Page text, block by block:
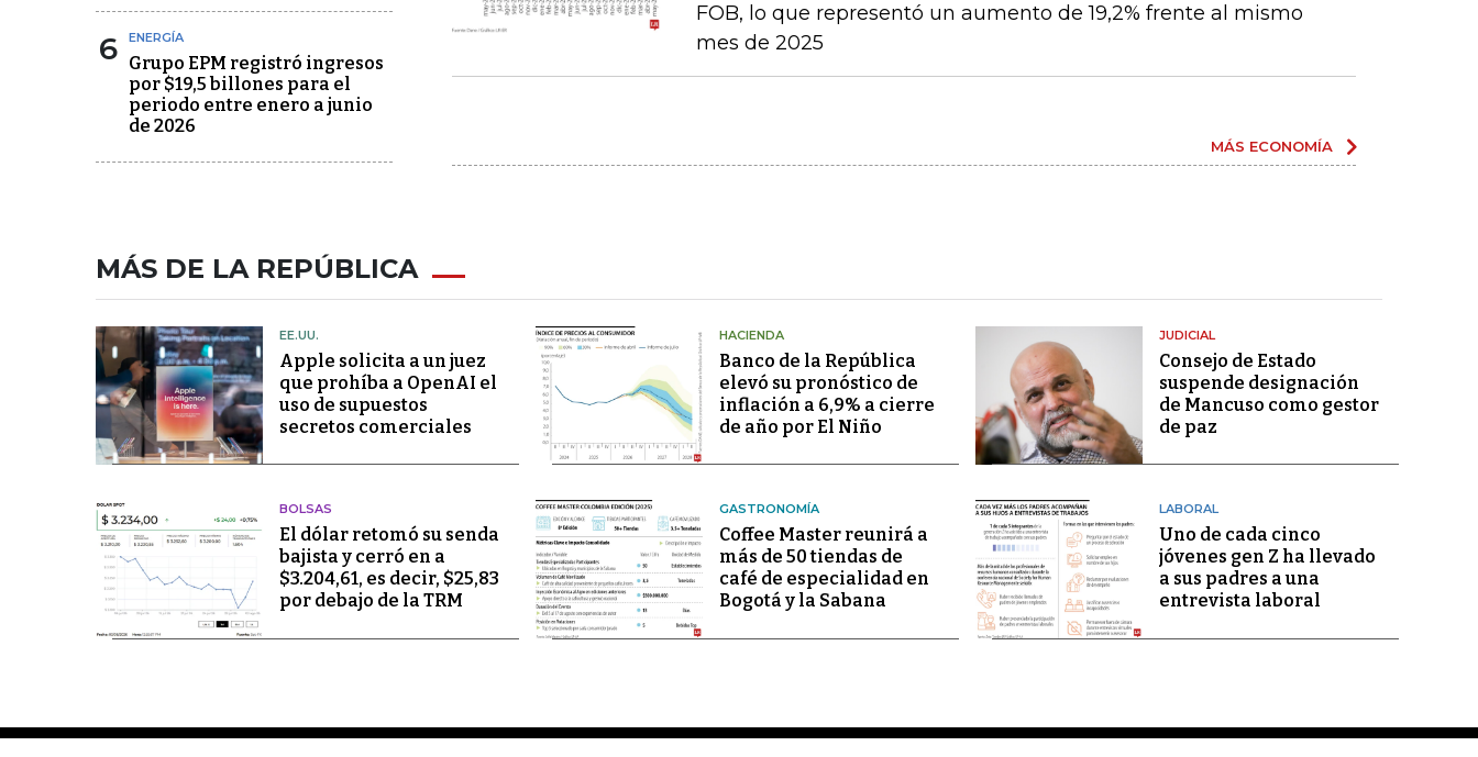
6 ENERGÍA
Grupo EPM registró ingresos
por $19,5 billones para el
periodo entre enero a junio
de 2026
FOB, lo que representó un aumento de 19,2% frente al mismo
mes de 2025
MÁS ECONOMÍA
MÁS DE LA REPÚBLICA
EE.UU.
Apple solicita a un juez
que prohíba a OpenAI el
uso de supuestos
secretos comerciales
HACIENDA
Banco de la República
elevó su pronóstico de
inflación a 6,9% a cierre
de año por El Niño
JUDICIAL
Consejo de Estado
suspende designación
de Mancuso como gestor
de paz
BOLSAS
El dólar retomó su senda
bajista y cerró en a
$3.204,61, es decir, $25,83
por debajo de la TRM
GASTRONOMÍA
Coffee Master reunirá a
más de 50 tiendas de
café de especialidad en
Bogotá y la Sabana
LABORAL
Uno de cada cinco
jóvenes gen Z ha llevado
a sus padres a una
entrevista laboral